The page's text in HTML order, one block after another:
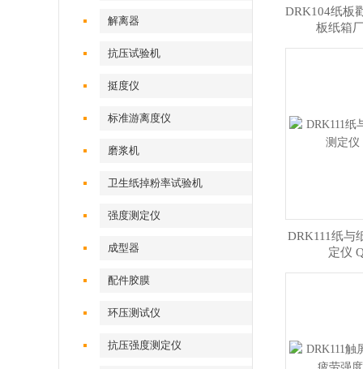
解离器
抗压试验机
挺度仪
标准游离度仪
磨浆机
卫生纸掉粉率试验机
强度测定仪
成型器
配件胶膜
环压测试仪
抗压强度测定仪
DRK104纸板
板纸箱
DRK111纸与
定仪